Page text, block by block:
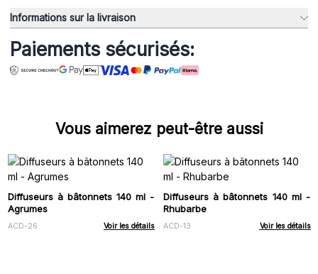
Informations sur la livraison
Paiements sécurisés:
Vous aimerez peut-être aussi
Diffuseurs à bâtonnets 140 ml -
Agrumes
ACD-26 Voir les détails
Diffuseurs à bâtonnets 140 ml -
Rhubarbe
ACD-13 Voir les détails